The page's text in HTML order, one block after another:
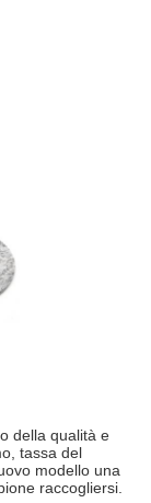
della qualità e
tassa del
modello una
raccogliersi.